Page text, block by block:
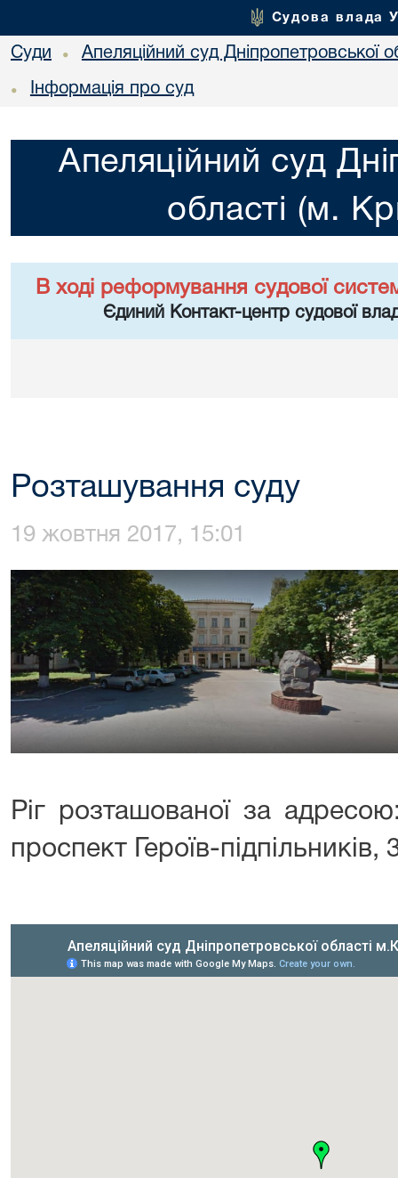
Судова влада
Суди • Апеляційний суд Дніпропетровської
• Інформація про суд
Апеляційний суд
області (м.
В ході реформування судової
Єдиний Контакт-центр судової
Розташування суду
19 жовтня 2017, 15:01
Ріг розташованої за
проспект Героїв-підпільників,